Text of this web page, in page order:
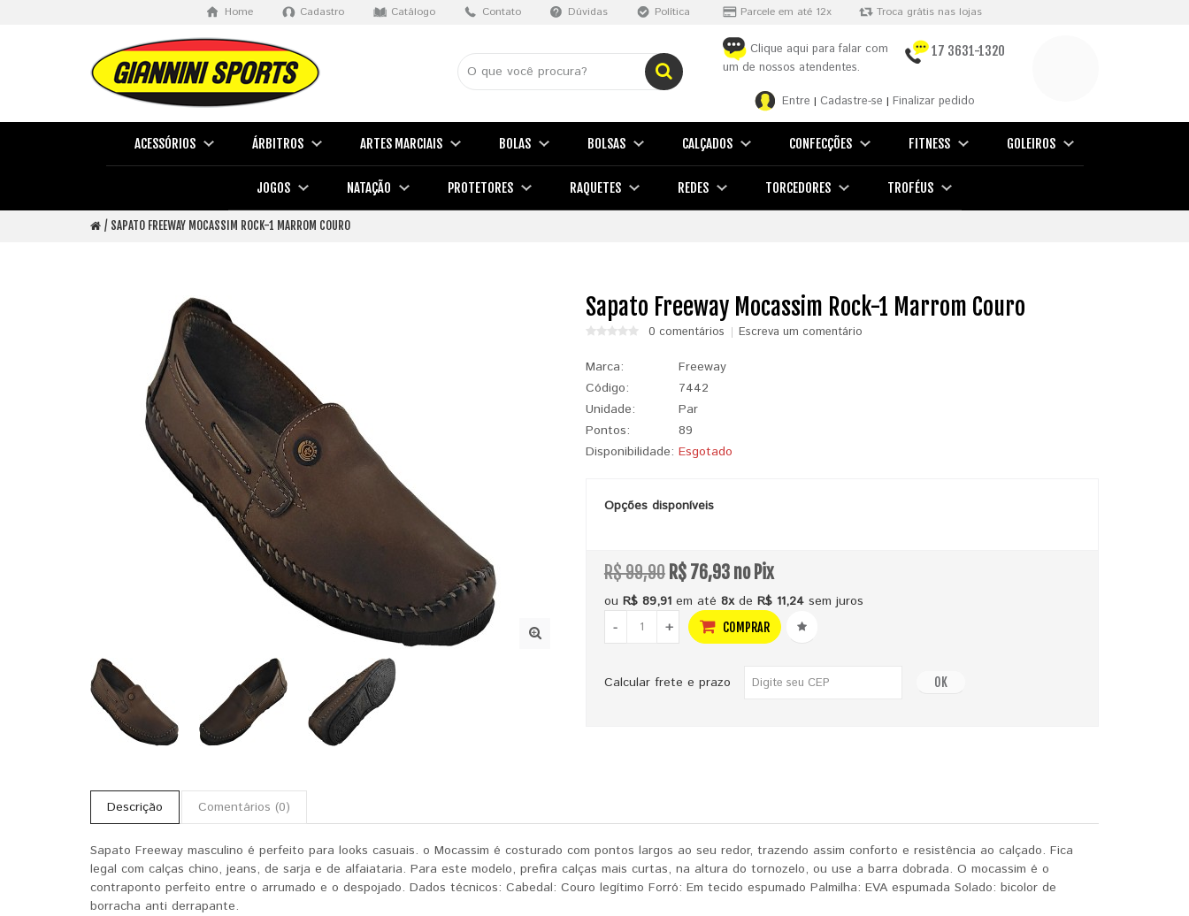
Home Cadastro Catálogo Contato Dúvidas Política Parcele em até 12x Troca grátis nas lojas
Clique aqui para falar com
um de nossos atendentes.
17 3631-1320
Entre | Cadastre-se | Finalizar pedido
ACESSÓRIOS ÁRBITROS ARTES MARCIAIS BOLAS BOLSAS CALÇADOS CONFECÇÕES FITNESS GOLEIROS
JOGOS NATAÇÃO PROTETORES RAQUETES REDES TORCEDORES TROFÉUS
SAPATO FREEWAY MOCASSIM ROCK-1 MARROM COURO
Sapato Freeway Mocassim Rock-1 Marrom Couro
0 comentários Escreva um comentário
Marca:
Freeway
Código:
7442
Unidade:
Par
Pontos:
89
Disponibilidade: Esgotado
Opções disponíveis
R$ 99,90 R$ 76,93 no Pix
ou R$ 89,91em até 8xde R$ 11,24sem juros
-
+ COMPRAR
Calcular frete e prazo OK
Descrição Comentários (0)
Sapato Freeway masculino é perfeito para looks casuais. o Mocassim é costurado com pontos largos ao seu redor, trazendo assim conforto e resistência ao calçado. Fica
legal com calças chino, jeans, de sarja e de alfaiataria. Para este modelo, prefira calças mais curtas, na altura do tornozelo, ou use a barra dobrada. O mocassim é o
contraponto perfeito entre o arrumado e o despojado. Dados técnicos: Cabedal: Couro legítimo Forró: Em tecido espumado Palmilha: EVA espumada Solado: bicolor de
borracha anti derrapante.